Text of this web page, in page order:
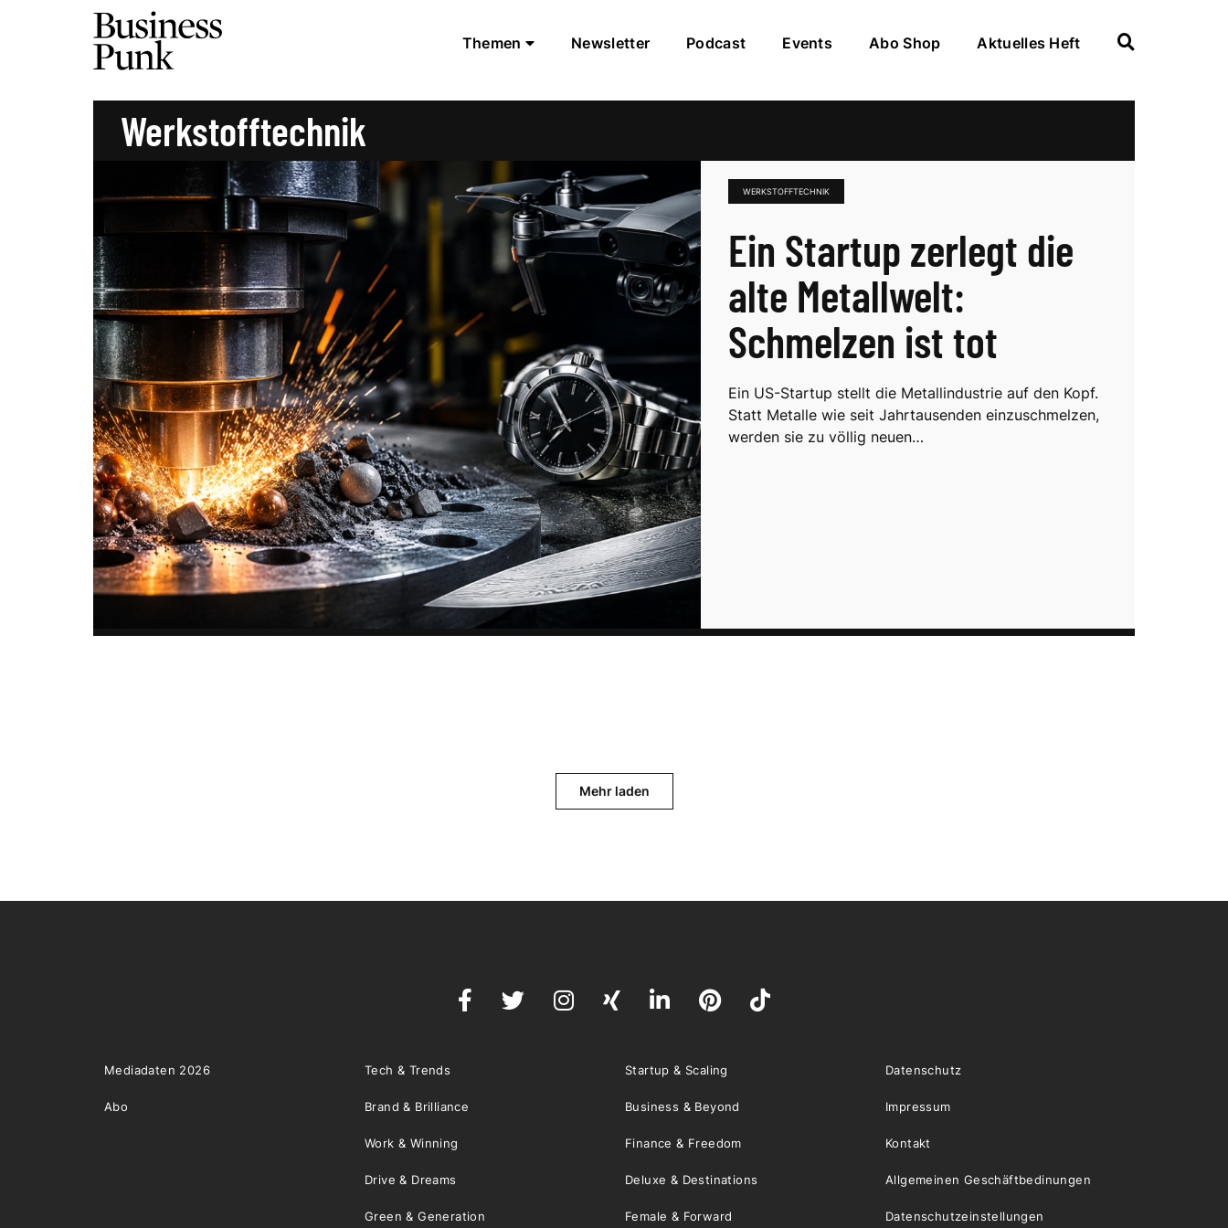
Themen Newsletter Podcast Events Abo Shop Aktuelles Heft
Werkstofftechnik
WERKSTOFFTECHNIK
Ein Startup zerlegt die
alte Metallwelt:
Schmelzen ist tot
Ein US-Startup stellt die Metallindustrie auf den Kopf.
Statt Metalle wie seit Jahrtausenden einzuschmelzen,
werden sie zu völlig neuen…
Mehr laden
Mediadaten 2026
Abo
Tech & Trends Startup & Scaling
Brand & Brilliance Business & Beyond
Work & Winning Finance & Freedom
Drive & Dreams Deluxe & Destinations
Green & Generation Female & Forward
Datenschutz
Impressum
Kontakt
Allgemeinen Geschäftbedinungen
Datenschutzeinstellungen